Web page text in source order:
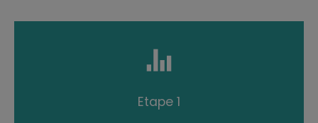
Etape 1